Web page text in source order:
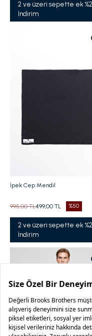
2 ve üzeri sepette ek
İndirim
İpek Cep Mendil
995,00 TL499,00 TL %50
2 ve üzeri sepette ek
İndirim